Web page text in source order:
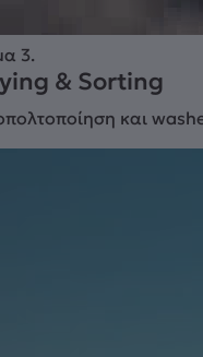
3.
& Sorting
και